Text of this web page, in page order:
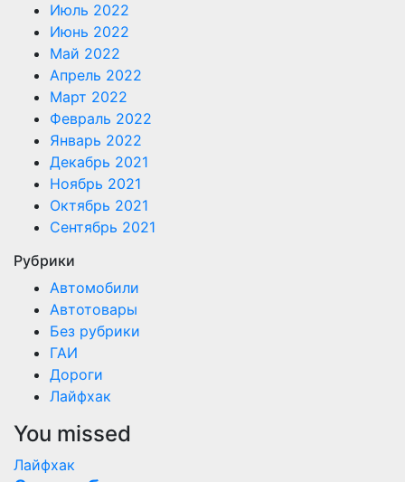
Июль 2022
Июнь 2022
Май 2022
Апрель 2022
Март 2022
Февраль 2022
Январь 2022
Декабрь 2021
Ноябрь 2021
Октябрь 2021
Сентябрь 2021
Рубрики
Автомобили
Автотовары
Без рубрики
ГАИ
Дороги
Лайфхак
You missed
Лайфхак